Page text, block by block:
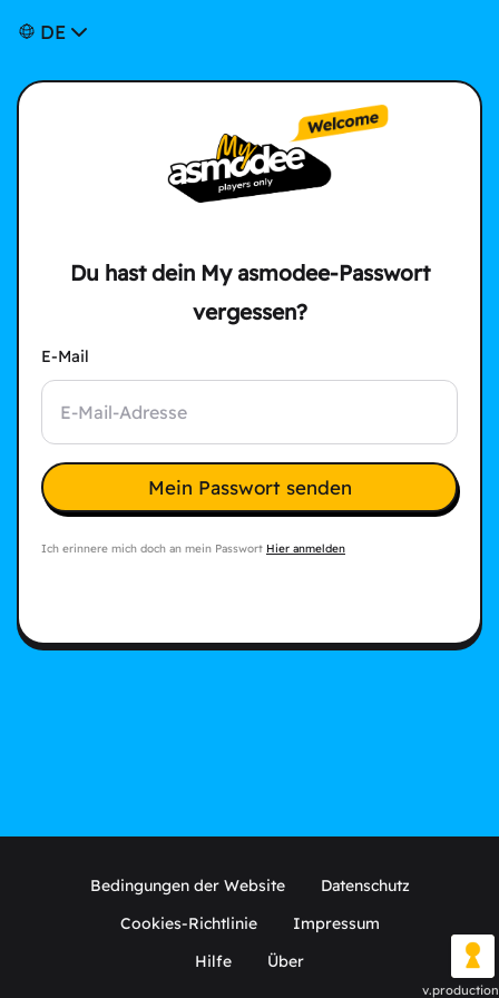
DE
Du hast dein My asmodee-Passwort
vergessen?
E-Mail
Mein Passwort senden
Ich erinnere mich doch an mein Passwort Hier anmelden
Bedingungen der Website
Datenschutz
Cookies-Richtlinie
Impressum
Hilfe
Über
v.production